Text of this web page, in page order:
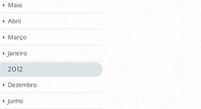
Maio
Abril
Março
Janeiro
2012
Dezembro
Junho